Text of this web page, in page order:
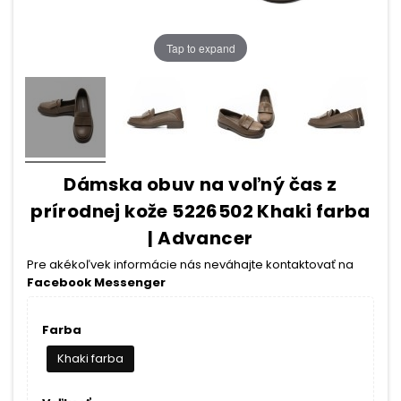
Tap to expand
Dámska obuv na voľný čas z
prírodnej kože 5226502 Khaki farba
| Advancer
Pre akékoľvek informácie nás neváhajte kontaktovať na
Facebook Messenger
Farba
Khaki farba